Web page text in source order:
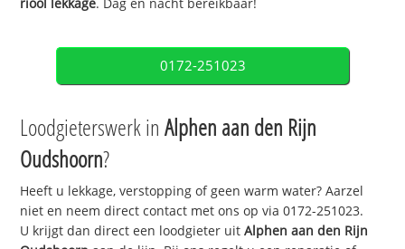
0172-251023
Loodgieterswerk inAlphen aan den Rijn
Oudshoorn?
Heeft u lekkage, verstopping of geen warm water? Aarzel
niet en neem direct contact met ons op via 0172-251023.
U krijgt dan direct een loodgieter uitAlphen aan den Rijn